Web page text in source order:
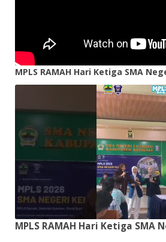
MPLS RAMAH Hari Ketiga SMA
MPLS RAMAH Hari Ketiga SMA